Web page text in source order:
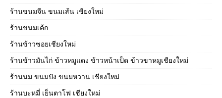
ร้านขนมจีน ขนมเส้น เชียงใหม่
ร้านขนมเค้ก
ร้านข้าวซอยเชียงใหม่
ร้านข้าวมันไก่ ข้าวหมูแดง ข้าวหน้าเป็ด ข้าวขาหมูเชียงใหม่
ร้านนม ขนมปัง ขนมหวาน เชียงใหม่
ร้านบะหมี่ เย็นตาโฟ เชียงใหม่